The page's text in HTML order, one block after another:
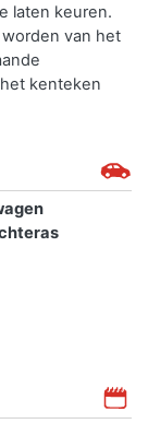
laten keuren.
van het
kenteken